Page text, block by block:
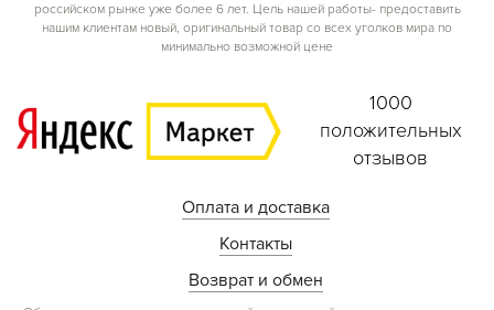
российском рынке уже более 6 лет. Цель нашей работы- предоставить
нашим клиентам новый, оригинальный товар со всех уголков мира по
минимально возможной цене
1000
положительных
отзывов
Оплата и доставка
Контакты
Возврат и обмен